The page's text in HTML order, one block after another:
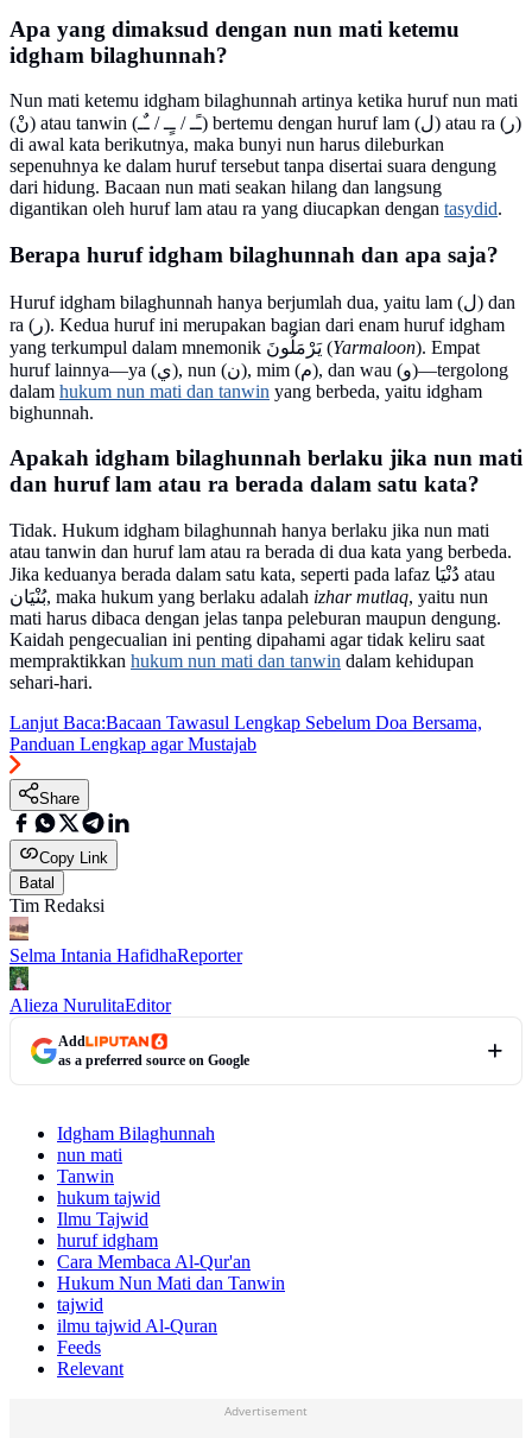
Apa yang dimaksud dengan nun mati ketemu
idgham bilaghunnah?
Nun mati ketemu idgham bilaghunnah artinya ketika huruf nun mati
(نْ) atau tanwin (ـًـ / ـٍـ / ـٌـ) bertemu dengan huruf lam (ل) atau ra (ر)
di awal kata berikutnya, maka bunyi nun harus dileburkan
sepenuhnya ke dalam huruf tersebut tanpa disertai suara dengung
dari hidung. Bacaan nun mati seakan hilang dan langsung
digantikan oleh huruf lam atau ra yang diucapkan dengan tasydid.
Berapa huruf idgham bilaghunnah dan apa saja?
Huruf idgham bilaghunnah hanya berjumlah dua, yaitu lam (ل) dan
ra (ر). Kedua huruf ini merupakan bagian dari enam huruf idgham
yang terkumpul dalam mnemonik يَرْمَلُونَ (Yarmaloon). Empat
huruf lainnya—ya (ي), nun (ن), mim (م), dan wau (و)—tergolong
dalam hukum nun mati dan tanwin yang berbeda, yaitu idgham
bighunnah.
Apakah idgham bilaghunnah berlaku jika nun mati
dan huruf lam atau ra berada dalam satu kata?
Tidak. Hukum idgham bilaghunnah hanya berlaku jika nun mati
atau tanwin dan huruf lam atau ra berada di dua kata yang berbeda.
Jika keduanya berada dalam satu kata, seperti pada lafaz دُنْيَا atau
بُنْيَان, maka hukum yang berlaku adalah izhar mutlaq, yaitu nun
mati harus dibaca dengan jelas tanpa peleburan maupun dengung.
Kaidah pengecualian ini penting dipahami agar tidak keliru saat
mempraktikkan hukum nun mati dan tanwin dalam kehidupan
sehari-hari.
Lanjut Baca:Bacaan Tawasul Lengkap Sebelum Doa Bersama,
Panduan Lengkap agar Mustajab
Share
Copy Link
Batal
Tim Redaksi
Selma Intania HafidhaReporter
Alieza NurulitaEditor
Add
as a preferred source on Google
Idgham Bilaghunnah
nun mati
Tanwin
hukum tajwid
Ilmu Tajwid
huruf idgham
Cara Membaca Al-Qur'an
Hukum Nun Mati dan Tanwin
tajwid
ilmu tajwid Al-Quran
Feeds
Relevant
Advertisement